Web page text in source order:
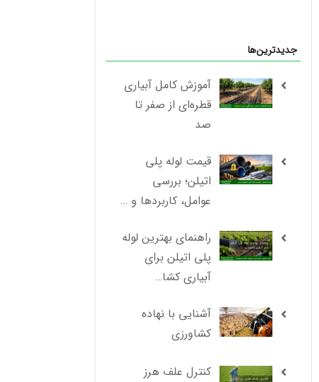
جدیدترین‌ها
آموزش کامل آبیاری
قطره‌ای از صفر تا
صد
قیمت لوله پلی
اتیلن؛ بررسی
عوامل، کاربردها و …
راهنمای بهترین لوله
پلی اتیلن برای
آبیاری کشا…
آشنایی با نهاده
کشاورزی
کنترل علف هرز